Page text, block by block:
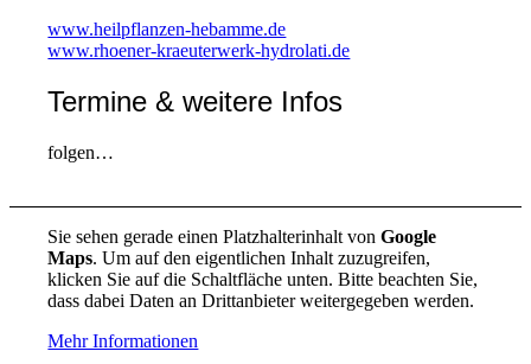
www.heilpflanzen-hebamme.de
www.rhoener-kraeuterwerk-hydrolati.de
Termine & weitere Infos
folgen…
Sie sehen gerade einen Platzhalterinhalt vonGoogle
Maps. Um auf den eigentlichen Inhalt zuzugreifen,
klicken Sie auf die Schaltfläche unten. Bitte beachten Sie,
dass dabei Daten an Drittanbieter weitergegeben werden.
Mehr Informationen